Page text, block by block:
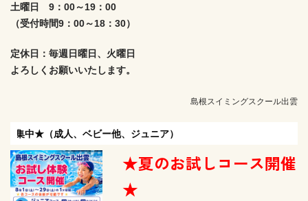
土曜日 9：00～19：00
（受付時間9：00～18：30）
定休日：毎週日曜日、火曜日
よろしくお願いいたします。
島根スイミングスクール出雲
、ジュニア）
★夏のお試しコース開催
★